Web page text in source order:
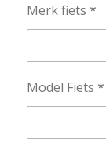
Merk fiets *
Model Fiets *